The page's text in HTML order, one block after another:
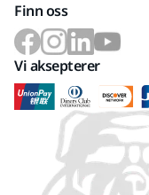
Finn oss
Vi aksepterer